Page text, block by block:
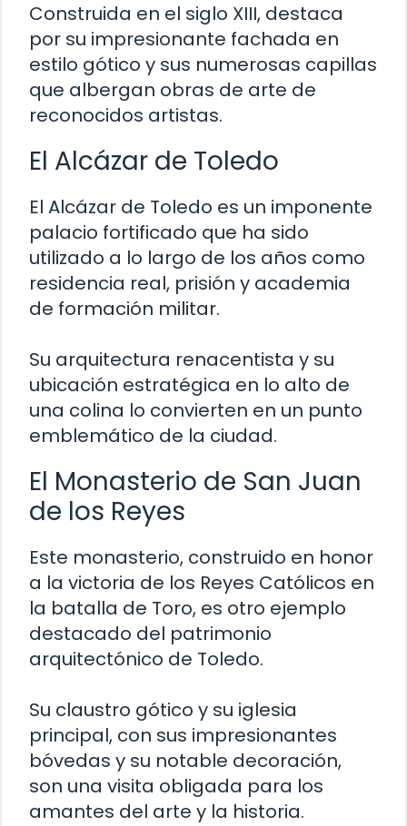
Construida en el siglo XIII, destaca
por su impresionante fachada en
estilo gótico y sus numerosas capillas
que albergan obras de arte de
reconocidos artistas.
El Alcázar de Toledo
El Alcázar de Toledo es un imponente
palacio fortificado que ha sido
utilizado a lo largo de los años como
residencia real, prisión y academia
de formación militar.
Su arquitectura renacentista y su
ubicación estratégica en lo alto de
una colina lo convierten en un punto
emblemático de la ciudad.
El Monasterio de San Juan
de los Reyes
Este monasterio, construido en honor
a la victoria de los Reyes Católicos en
la batalla de Toro, es otro ejemplo
destacado del patrimonio
arquitectónico de Toledo.
Su claustro gótico y su iglesia
principal, con sus impresionantes
bóvedas y su notable decoración,
son una visita obligada para los
amantes del arte y la historia.